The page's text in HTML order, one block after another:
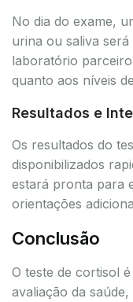
No dia do exame,
urina ou saliva
laboratório
quanto aos níveis
Resultados e
Os resultados do
disponibilizados
estará pronta para
orientações
Conclusão
O teste de cortisol
avaliação da